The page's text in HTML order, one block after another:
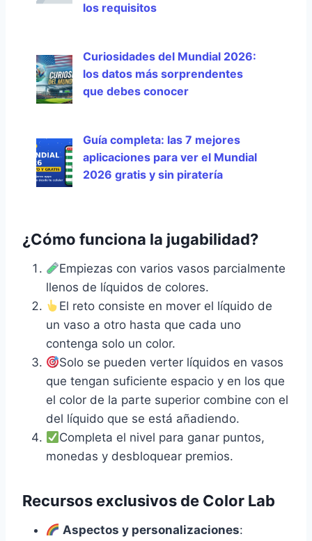
los requisitos
Curiosidades del Mundial 2026:
los datos más sorprendentes
que debes conocer
Guía completa: las 7 mejores
aplicaciones para ver el Mundial
2026 gratis y sin piratería
¿Cómo funciona la jugabilidad?
Empiezas con varios vasos parcialmente
llenos de líquidos de colores.
El reto consiste en mover el líquido de
un vaso a otro hasta que cada uno
contenga solo un color.
Solo se pueden verter líquidos en vasos
que tengan suficiente espacio y en los que
el color de la parte superior combine con el
del líquido que se está añadiendo.
Completa el nivel para ganar puntos,
monedas y desbloquear premios.
Recursos exclusivos de Color Lab
Aspectos y personalizaciones: